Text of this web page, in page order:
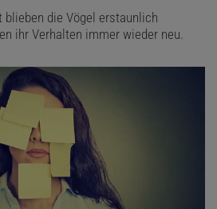
blieben die Vögel erstaunlich
ihr Verhalten immer wieder neu.